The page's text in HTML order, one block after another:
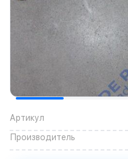
Артикул
Производитель